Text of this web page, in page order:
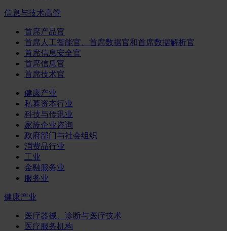
信息与技术高管
首席产品官
首席人工智能官、首席数据官和首席数据解析官
首席信息安全官
首席信息官
首席技术官
健康产业
私募资本行业
科技与传讯业
家族企业咨询
政府部门与社会组织
消费品行业
工业
金融服务业
服务业
健康产业
医疗器械、诊断与医疗技术
医疗服务机构